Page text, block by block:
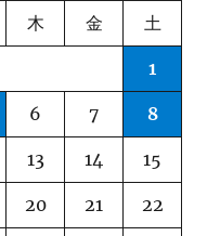
木 金 土
1
6 7 8
13 14 15
20 21 22